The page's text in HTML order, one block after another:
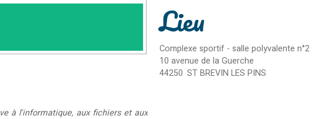
à l'informatique, aux fichiers et aux
Lieu
Complexe sportif - salle polyvalente n°2
10 avenue de la Guerche
44250 ST BREVIN LES PINS